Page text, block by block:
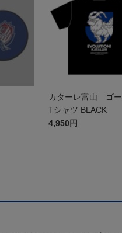
カターレ富山 ゴー
Tシャツ BLACK
4,950円